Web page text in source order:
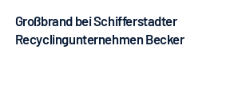
Großbrand bei Schifferstadter
Recyclingunternehmen Becker